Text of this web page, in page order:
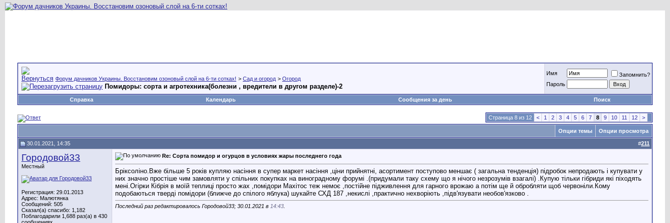
Форум дачников Украины. Восстановим озоновый слой на 6-ти сотках! > Сад и огород > Огород
Помидоры: сорта и агротехника(болезни , вредители в другом разделе)-2
Имя
Запомнить?
Пароль
Справка Календарь Сообщения за день Поиск
Страница 8 из 12 < 1 2 3 4 5 6 7 8 9 10 11 12 >
Опции темы Опции просмотра
30.01.2021, 14:35 #211
Городовой33
Местный
Регистрация: 29.01.2013
Адрес: Малютянка
Сообщений: 505
Сказал(а) спасибо: 1,182
Поблагодарили 1,688 раз(а) в 430
Re: Сорта помидор и огурцов в условиях жары последнего года
Бріксоліно.Вже більше 5 років купляю насіння в супер маркет насіння ,ціни прийнятні, асортимент поступово меншає ( загальна тенденція) підробок непродають і купувати у
них значно простіше чим замовляти у спільних покупках на виноградному форумі .(придумали таку схему що я нічого незрозумів взагалі) .Купую тільки гібриди які піходять
мені.Огірки Кібрія в моїй теплиці просто жах ,помідори Махітос теж немоє ,постійне підживлення для гарного врожаю а потім ще й обробляти щоб червоніли.Кому
подобаються тверді помідори (ближче до спілого яблука) шукайте СХД 187 ,некислі ,практично нехворіють ,підв'язувати необов'язково .
Последний раз редактировалось Городовой33; 30.01.2021 в 14:43